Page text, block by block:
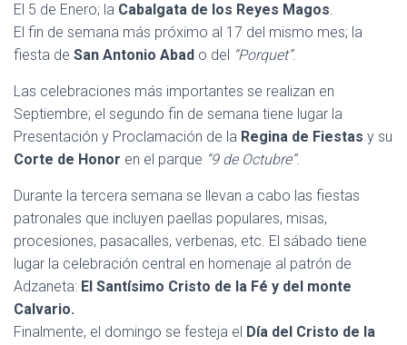
El 5 de Enero; la Cabalgata de los Reyes Magos.
El fin de semana más próximo al 17 del mismo mes; la
fiesta de San Antonio Abad o del “Porquet”.
Las celebraciones más importantes se realizan en
Septiembre; el segundo fin de semana tiene lugar la
Presentación y Proclamación de la Regina de Fiestas y su
Corte de Honor en el parque “9 de Octubre”.
Durante la tercera semana se llevan a cabo las fiestas
patronales que incluyen paellas populares, misas,
procesiones, pasacalles, verbenas, etc. El sábado tiene
lugar la celebración central en homenaje al patrón de
Adzaneta: El Santísimo Cristo de la Fé y del monte
Calvario.
Finalmente, el domingo se festeja el Día del Cristo de la